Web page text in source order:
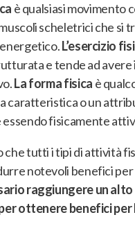
è qualsiasi movimento
scheletrici che si
.L’esercizio
e tende ad avere
.La forma fisica è
caratteristica o un
fisicamente
che tutti i tipi di attività
notevoli benefici per
raggiungere un
ottenere benefici per